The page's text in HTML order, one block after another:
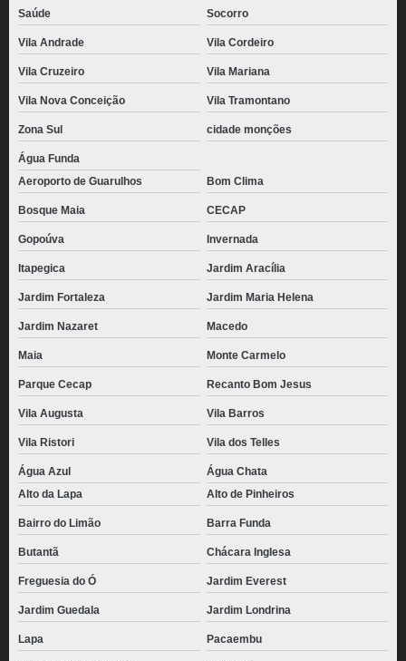
Saúde Socorro
Vila Andrade Vila Cordeiro
Vila Cruzeiro Vila Mariana
Vila Nova Conceição Vila Tramontano
Zona Sul cidade monções
Água Funda
Aeroporto de Guarulhos
Bom Clima
Bosque Maia CECAP
Gopoúva Invernada
Itapegica Jardim Aracília
Jardim Fortaleza Jardim Maria Helena
Jardim Nazaret Macedo
Maia Monte Carmelo
Parque Cecap Recanto Bom Jesus
Vila Augusta Vila Barros
Vila Ristori Vila dos Telles
Água Azul
Água Chata
Alto da Lapa
Alto de Pinheiros
Bairro do Limão Barra Funda
Butantã Chácara Inglesa
Freguesia do Ó Jardim Everest
Jardim Guedala Jardim Londrina
Lapa Pacaembu